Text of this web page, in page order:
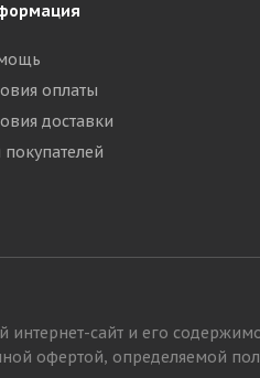
оплаты
доставки
покупателей
сайт и его
офертой, определяемой